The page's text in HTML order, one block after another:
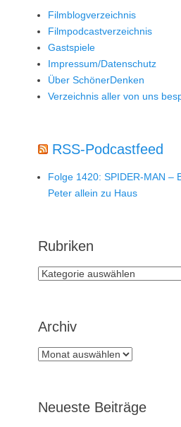
Filmblogverzeichnis
Filmpodcastverzeichnis
Gastspiele
Impressum/Datenschutz
Über SchönerDenken
Verzeichnis aller von uns
RSS-Podcastfeed
Folge 1420: SPIDER-MAN –
Peter allein zu Haus
Rubriken
Rubriken
Archiv
Archiv
Neueste Beiträge